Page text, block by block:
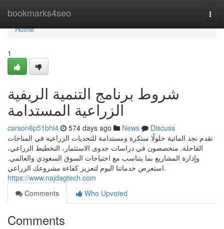
bookmarks4seo
Home
Home
1
شروط برنامج التنمية الريفية
carson6p51bhl4 574 days ago News
Discuss
تقدم نجد المائية حلولًا مبتكرة ومستدامة للتحديات الزراعية في المناخات
القاحلة. متخصصون في دراسات جدوى الاستثمار، التخطيط الزراعي،
وإدارة المشاريع بما يتناسب مع احتياجات السوق السعودي والعالمي.
استعرض خدماتنا اليوم لتعزيز كفاءة مشروعك الزراعي.
https://www.najdagtech.com
Comments
Who Upvoted
Comments